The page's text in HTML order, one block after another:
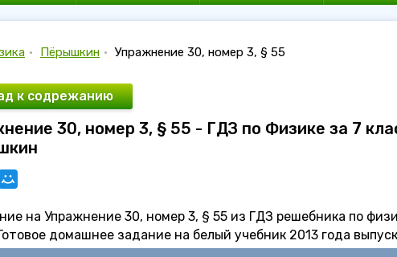
• Пёрышкин • Упражнение 30, номер 3, § 55
к содрежанию
30, номер 3, § 55 - ГДЗ по Физике за 7
на Упражнение 30, номер 3, § 55 из ГДЗ решебника по
домашнее задание на белый учебник 2013 года